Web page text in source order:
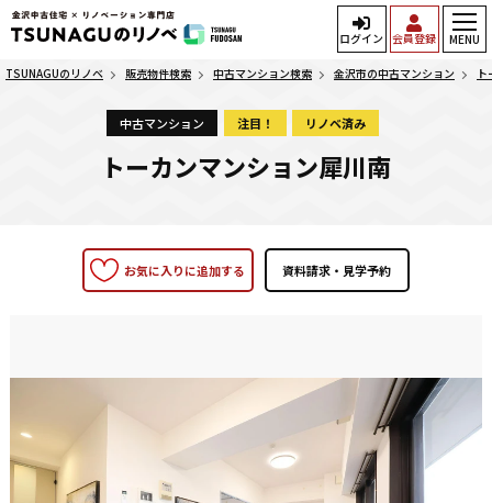
ログイン 会員登録 MENU
TSUNAGUのリノベ 販売物件検索 中古マンション検索 金沢市の中古マンション
中古マンション 注目！ リノベ済み
トーカンマンション犀川南
お気に入りに追加する